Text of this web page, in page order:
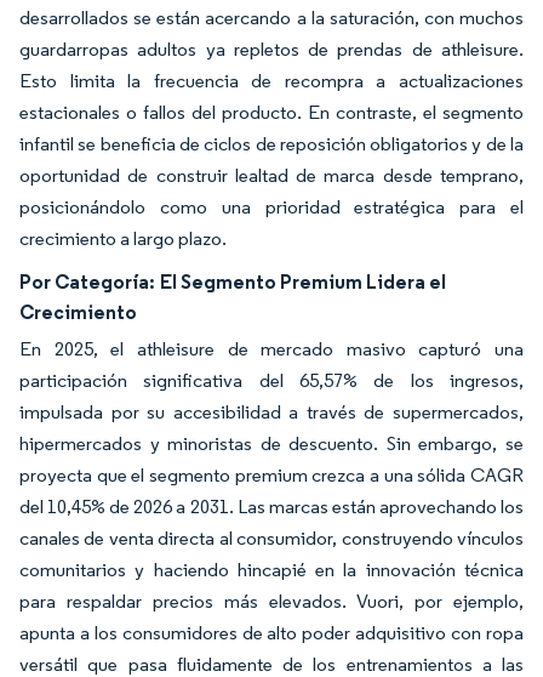
desarrollados se están acercando a la saturación, con muchos
guardarropas adultos ya repletos de prendas de athleisure.
Esto limita la frecuencia de recompra a actualizaciones
estacionales o fallos del producto. En contraste, el segmento
infantil se beneficia de ciclos de reposición obligatorios y de la
oportunidad de construir lealtad de marca desde temprano,
posicionándolo como una prioridad estratégica para el
crecimiento a largo plazo.
Por Categoría: El Segmento Premium Lidera el
Crecimiento
En 2025, el athleisure de mercado masivo capturó una
participación significativa del 65,57% de los ingresos,
impulsada por su accesibilidad a través de supermercados,
hipermercados y minoristas de descuento. Sin embargo, se
proyecta que el segmento premium crezca a una sólida CAGR
del 10,45% de 2026 a 2031. Las marcas están aprovechando los
canales de venta directa al consumidor, construyendo vínculos
comunitarios y haciendo hincapié en la innovación técnica
para respaldar precios más elevados. Vuori, por ejemplo,
apunta a los consumidores de alto poder adquisitivo con ropa
versátil que pasa fluidamente de los entrenamientos a las